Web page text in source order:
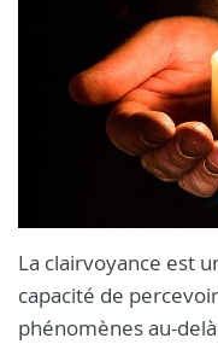
La clairvoyance est
capacité de
phénomènes au-